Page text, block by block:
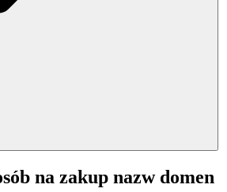
na zakup nazw domen